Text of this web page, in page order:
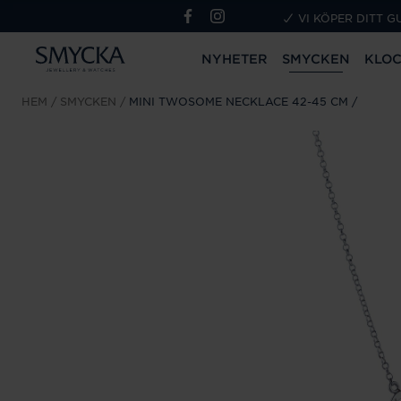
VI KÖPER DITT
NYHETER SMYCKEN
HEM SMYCKEN MINI TWOSOME NECKLACE 42-45 CM